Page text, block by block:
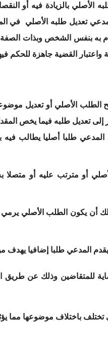
بالزيادة فيه أو
تعديل طلبه الأصلي في
به بنفس الشخص وبذات الصفة
القضية جاهزة للحكم
الطلب الأصلي أو تعديل
إلى تعديل طلبه فيما يخص
طلبا أصليا يطالب فيه
أو مترتب عليه أو متصلا
أن يكون الطلب الأصلي يرمي
المدعي طلبا إضافيا يهدف
للمتقاضين وذلك عن طريق
تختلف باختلاف موضوعها